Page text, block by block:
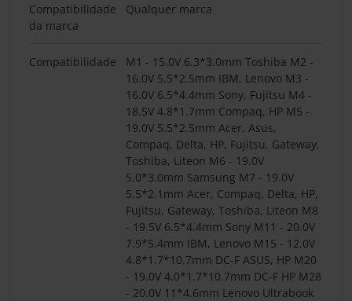
Compatibilidade
da marca
Qualquer marca
Compatibilidade
M1 - 15.0V 6.3*3.0mm Toshiba M2 -
16.0V 5.5*2.5mm IBM, Lenovo M3 -
16.0V 6.5*4.4mm Sony, Fujitsu M4 -
18.5V 4.8*1.7mm Compaq, HP M5 -
19.0V 5.5*2.5mm Acer, Asus,
Compaq, Delta, HP, Fujitsu, Gateway,
Toshiba, Liteon M6 - 19.0V
5.0*3.0mm Samsung M7 - 19.0V
5.5*2.1mm Acer, Compaq, Delta, HP,
Fujitsu, Gateway, Toshiba, Liteon M8
- 19.5V 6.5*4.4mm Sony M11 - 20.0V
7.9*5.4mm IBM, Lenovo M15 - 12.0V
4.8*1.7*10.7mm DC-F ASUS, HP M20
- 19.0V 4.0*1.7*10.7mm DC-F HP M28
- 20.0V 11*4.6mm Lenovo Ultrabook